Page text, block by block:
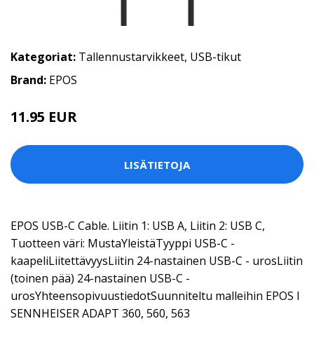
Kategoriat: Tallennustarvikkeet, USB-tikut
Brand: EPOS
11.95 EUR
LISÄTIETOJA
EPOS USB-C Cable. Liitin 1: USB A, Liitin 2: USB C,
Tuotteen väri: MustaYleistäTyyppi USB-C -
kaapeliLiitettävyysLiitin 24-nastainen USB-C - urosLiitin
(toinen pää) 24-nastainen USB-C -
urosYhteensopivuustiedotSuunniteltu malleihin EPOS I
SENNHEISER ADAPT 360, 560, 563